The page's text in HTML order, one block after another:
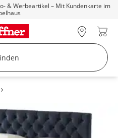
& Werbeartikel – Mit Kundenkarte im